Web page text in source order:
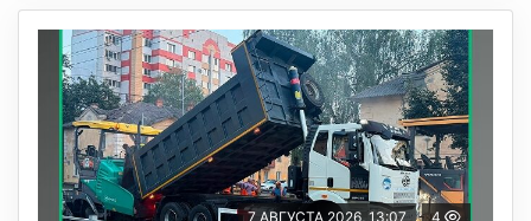
7 АВГУСТА 2026, 13:07 4